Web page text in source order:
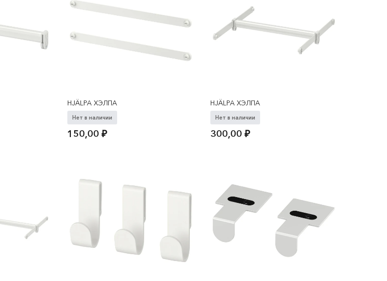
HJÄLPA ХЭЛПА
Нет в наличии
150,00 ₽
HJÄLPA ХЭЛПА
Нет в наличии
300,00₽